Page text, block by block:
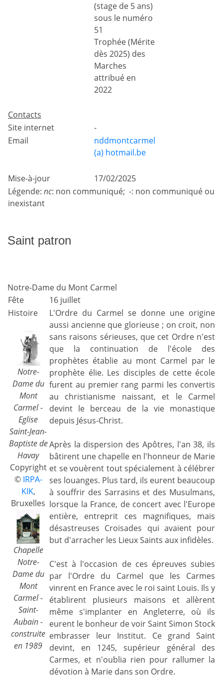
(stage de 5 ans)
sous le numéro
51
Trophée (Mérite
dès 2025) des
Marches
attribué en
2022
Contacts
Site internet
-
Email
nddmontcarmel
(a) hotmail.be
Mise-à-jour
17/02/2025
Légende: nc: non communiqué; -: non communiqué ou
inexistant
Saint patron
Notre-Dame du Mont Carmel
Fête
16 juillet
Histoire
Notre-
Dame du
Mont
Carmel -
Eglise
Saint-Jean-
Baptiste de
Havay
Copyright
© IRPA-
KIK,
Bruxelles
Chapelle
Notre-
Dame du
Mont
Carmel -
Saint-
Aubain -
construite
en 1989
L'Ordre du Carmel se donne une origine
aussi ancienne que glorieuse ; on croit, non
sans raisons sérieuses, que cet Ordre n'est
que la continuation de l'école des
prophètes établie au mont Carmel par le
prophète élie. Les disciples de cette école
furent au premier rang parmi les convertis
au christianisme naissant, et le Carmel
devint le berceau de la vie monastique
depuis Jésus-Christ.
Après la dispersion des Apôtres, l'an 38, ils
bâtirent une chapelle en l'honneur de Marie
et se vouèrent tout spécialement à célébrer
ses louanges. Plus tard, ils eurent beaucoup
à souffrir des Sarrasins et des Musulmans,
lorsque la France, de concert avec l'Europe
entière, entreprit ces magnifiques, mais
désastreuses Croisades qui avaient pour
but d'arracher les Lieux Saints aux infidèles.
C'est à l'occasion de ces épreuves subies
par l'Ordre du Carmel que les Carmes
vinrent en France avec le roi saint Louis. Ils y
établirent plusieurs maisons et allèrent
même s'implanter en Angleterre, où ils
eurent le bonheur de voir Saint Simon Stock
embrasser leur Institut. Ce grand Saint
devint, en 1245, supérieur général des
Carmes, et n'oublia rien pour rallumer la
dévotion à Marie dans son Ordre.